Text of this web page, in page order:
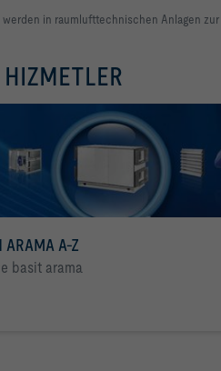
werden in raumlufttechnischen Anlagen
ARAMA A-Z
basit arama